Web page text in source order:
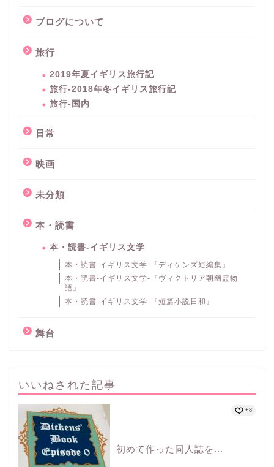
ブログについて
旅行
2019年夏イギリス旅行記
旅行-2018年冬イギリス旅行記
旅行-国内
日常
映画
未分類
本・読書
本・読書-イギリス文学
本・読書-イギリス文学-『ディケンズ短編集』
本・読書-イギリス文学-『ヴィクトリア朝幽霊物
語』
本・読書-イギリス文学-『短篇小説日和』
舞台
いいねされた記事
初めて作った同人誌を...
+8